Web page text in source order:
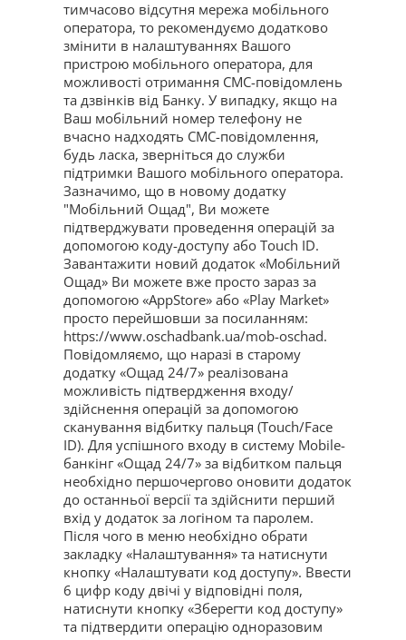
тимчасово відсутня мережа мобільного
оператора, то рекомендуємо додатково
змінити в налаштуваннях Вашого
пристрою мобільного оператора, для
можливості отримання СМС-повідомлень
та дзвінків від Банку. У випадку, якщо на
Ваш мобільний номер телефону не
вчасно надходять СМС-повідомлення,
будь ласка, зверніться до служби
підтримки Вашого мобільного оператора.
Зазначимо, що в новому додатку
"Мобільний Ощад", Ви можете
підтверджувати проведення операцій за
допомогою коду-доступу або Touch ID.
Завантажити новий додаток «Мобільний
Ощад» Ви можете вже просто зараз за
допомогою «AppStore» або «Play Market»
просто перейшовши за посиланням:
https://www.oschadbank.ua/mob-oschad.
Повідомляємо, що наразі в старому
додатку «Ощад 24/7» реалізована
можливість підтвердження входу/
здійснення операцій за допомогою
сканування відбитку пальця (Touch/Face
ID). Для успішного входу в систему Mobile-
банкінг «Ощад 24/7» за відбитком пальця
необхідно першочергово оновити додаток
до останньої версії та здійснити перший
вхід у додаток за логіном та паролем.
Після чого в меню необхідно обрати
закладку «Налаштування» та натиснути
кнопку «Налаштувати код доступу». Ввести
6 цифр коду двічі у відповідні поля,
натиснути кнопку «Зберегти код доступу»
та підтвердити операцію одноразовим